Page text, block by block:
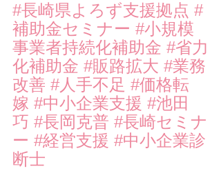
#長崎県よろず支援拠点 #
補助金セミナー #小規模
事業者持続化補助金 #省力
化補助金 #販路拡大 #業務
改善 #人手不足 #価格転
嫁 #中小企業支援 #池田
巧 #長岡克普 #長崎セミナ
ー #経営支援 #中小企業診
断士